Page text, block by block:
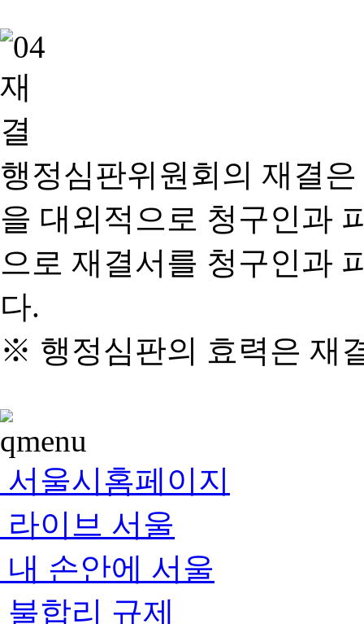
행정심판위원회의 재결
을 대외적으로 청구인과
으로 재결서를 청구인과
다.
※ 행정심판의 효력은 재
서울시홈페이지
라이브 서울
내 손안에 서울
불합리 규제